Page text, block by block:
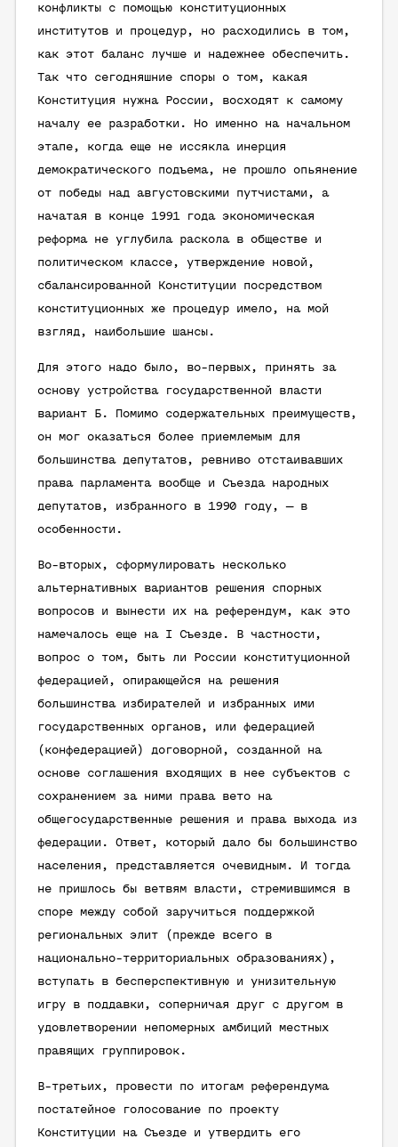
конфликты с помощью конституционных
институтов и процедур, но расходились в том,
как этот баланс лучше и надежнее обеспечить.
Так что сегодняшние споры о том, какая
Конституция нужна России, восходят к самому
началу ее разработки. Но именно на начальном
этапе, когда еще не иссякла инерция
демократического подъема, не прошло опьянение
от победы над августовскими путчистами, а
начатая в конце 1991 года экономическая
реформа не углубила раскола в обществе и
политическом классе, утверждение новой,
сбалансированной Конституции посредством
конституционных же процедур имело, на мой
взгляд, наибольшие шансы.
Для этого надо было, во-первых, принять за
основу устройства государственной власти
вариант Б. Помимо содержательных преимуществ,
он мог оказаться более приемлемым для
большинства депутатов, ревниво отстаивавших
права парламента вообще и Съезда народных
депутатов, избранного в 1990 году, — в
особенности.
Во-вторых, сформулировать несколько
альтернативных вариантов решения спорных
вопросов и вынести их на референдум, как это
намечалось еще на I Съезде. В частности,
вопрос о том, быть ли России конституционной
федерацией, опирающейся на решения
большинства избирателей и избранных ими
государственных органов, или федерацией
(конфедерацией) договорной, созданной на
основе соглашения входящих в нее субъектов с
сохранением за ними права вето на
общегосударственные решения и права выхода из
федерации. Ответ, который дало бы большинство
населения, представляется очевидным. И тогда
не пришлось бы ветвям власти, стремившимся в
споре между собой заручиться поддержкой
региональных элит (прежде всего в
национально-территориальных образованиях),
вступать в бесперспективную и унизительную
игру в поддавки, соперничая друг с другом в
удовлетворении непомерных амбиций местных
правящих группировок.
В-третьих, провести по итогам референдума
постатейное голосование по проекту
Конституции на Съезде и утвердить его